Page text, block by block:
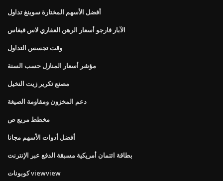
أفضل الأسهم المختارة سوينغ تداول
الآبار فارجو أسعار الرهن العقاري لاس فيغاس
وقت تجسس التداول
مؤشر أسعار المنازل حسب السنة
مصنع تكرير زيت النخيل
دعم المخزون ومقاومة الصيغة
مخطط مربع ص
أفضل أدوات الأسهم مجانا
بطاقة ائتمان أمريكية مسبقة الدفع عبر الإنترنت
كوبونات viewview